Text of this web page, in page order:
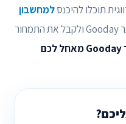
תוכלו להיכנסלמחשבון
באתר Gooday ולקבל את התמחור
צוות אתר Gooday מאחל לכם